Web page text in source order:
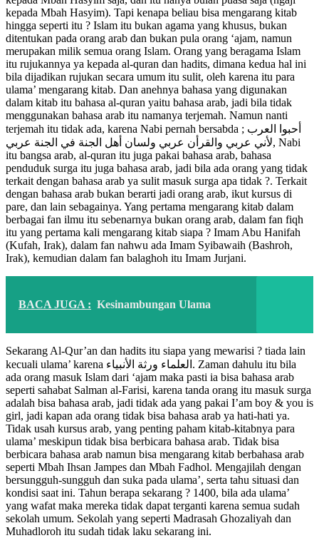
kepada Mbah Hasyim). Tapi kenapa beliau bisa mengarang kitab
hingga seperti itu ? Islam itu bukan agama yang khusus, bukan
ditentukan pada orang arab dan bukan pula orang ‘ajam, namun
merupakan milik semua orang Islam. Orang yang beragama Islam
itu rujukannya ya kepada al-quran dan hadits, dimana kedua hal ini
bila dijadikan rujukan secara umum itu sulit, oleh karena itu para
ulama’ mengarang kitab. Dan anehnya bahasa yang digunakan
dalam kitab itu bahasa al-quran yaitu bahasa arab, jadi bila tidak
menggunakan bahasa arab itu namanya terjemah. Namun nanti
terjemah itu tidak ada, karena Nabi pernah bersabda ; أحبوا العرب
لأني عربي والقرأن عربي ولسان أهل الجنة في الجنة عربي, Nabi
itu bangsa arab, al-quran itu juga pakai bahasa arab, bahasa
penduduk surga itu juga bahasa arab, jadi bila ada orang yang tidak
terkait dengan bahasa arab ya sulit masuk surga apa tidak ?. Terkait
dengan bahasa arab bukan berarti jadi orang arab, ikut kursus di
pare, dan lain sebagainya. Yang pertama mengarang kitab dalam
berbagai fan ilmu itu sebenarnya bukan orang arab, dalam fan fiqh
itu yang pertama kali mengarang kitab siapa ? Imam Abu Hanifah
(Kufah, Irak), dalam fan nahwu ada Imam Syibawaih (Bashroh,
Irak), kemudian dalam fan balaghoh itu Imam Jurjani.
BACA JUGA : Kesinambungan Ulama
Sekarang Al-Qur’an dan hadits itu siapa yang mewarisi ? tiada lain
kecuali ulama’ karena العلماء ورثة الأنبياء . Zaman dahulu itu bila
ada orang masuk Islam dari ‘ajam maka pasti ia bisa bahasa arab
seperti sahabat Salman al-Farisi, karena tanda orang itu masuk surga
adalah bisa bahasa arab, jadi tidak ada yang pakai I’am boy & you is
girl, jadi kapan ada orang tidak bisa bahasa arab ya hati-hati ya.
Tidak usah kursus arab, yang penting paham kitab-kitabnya para
ulama’ meskipun tidak bisa berbicara bahasa arab. Tidak bisa
berbicara bahasa arab namun bisa mengarang kitab berbahasa arab
seperti Mbah Ihsan Jampes dan Mbah Fadhol. Mengajilah dengan
bersungguh-sungguh dan suka pada ulama’, serta tahu situasi dan
kondisi saat ini. Tahun berapa sekarang ? 1400, bila ada ulama’
yang wafat maka mereka tidak dapat terganti karena semua sudah
sekolah umum. Sekolah yang seperti Madrasah Ghozaliyah dan
Muhadloroh itu sudah tidak laku sekarang ini.